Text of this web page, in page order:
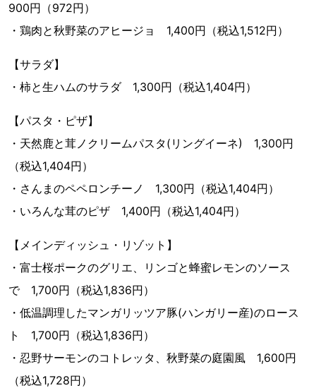
900円（972円）
・鶏肉と秋野菜のアヒージョ 1,400円（税込1,512円）
【サラダ】
・柿と生ハムのサラダ 1,300円（税込1,404円）
【パスタ・ピザ】
・天然鹿と茸ノクリームパスタ(リングイーネ) 1,300円
（税込1,404円）
・さんまのペペロンチーノ 1,300円（税込1,404円）
・いろんな茸のピザ 1,400円（税込1,404円）
【メインディッシュ・リゾット】
・富士桜ポークのグリエ、リンゴと蜂蜜レモンのソース
で 1,700円（税込1,836円）
・低温調理したマンガリッツア豚(ハンガリー産)のロース
ト 1,700円（税込1,836円）
・忍野サーモンのコトレッタ、秋野菜の庭園風 1,600円
（税込1,728円）